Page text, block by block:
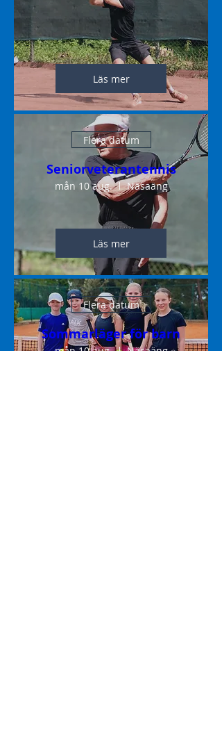
Läs mer
Flera datum
Seniorveterantennis
mån 10 aug. Näsaäng
Läs mer
Flera datum
Sommarläger för barn
mån 10 aug. Näsaäng